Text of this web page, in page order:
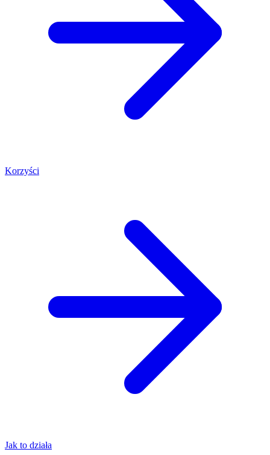
Korzyści
Jak to działa